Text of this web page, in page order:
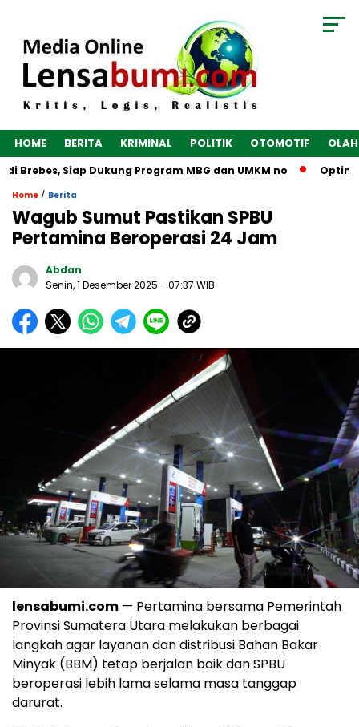
HOME BERITA KRIMINAL POLITIK OTOMOTIF
Siap Dukung Program MBG dan UMKM no
Home / Berita
Wagub Sumut Pastikan SPBU
Pertamina Beroperasi 24 Jam
Abdan
Senin, 1 Desember 2025 - 07:37 WIB
lensabumi.com — Pertamina bersama Pemerintah
Provinsi Sumatera Utara melakukan berbagai
langkah agar layanan dan distribusi Bahan Bakar
Minyak (BBM) tetap berjalan baik dan SPBU
beroperasi lebih lama selama masa tanggap
darurat.